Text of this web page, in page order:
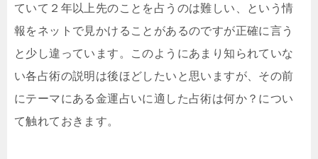
ていて２年以上先のことを占うのは難しい、という情
報をネットで見かけることがあるのですが正確に言う
と少し違っています。このようにあまり知られていな
い各占術の説明は後ほどしたいと思いますが、その前
にテーマにある金運占いに適した占術は何か？につい
て触れておきます。